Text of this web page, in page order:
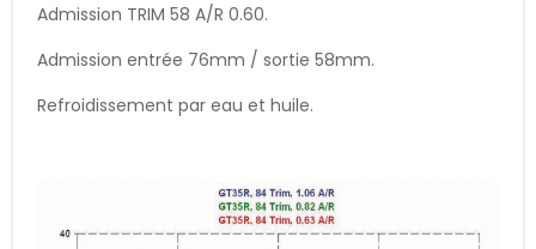
Admission TRIM 58 A/R 0.60.
Admission entrée 76mm / sortie 58mm.
Refroidissement par eau et huile.